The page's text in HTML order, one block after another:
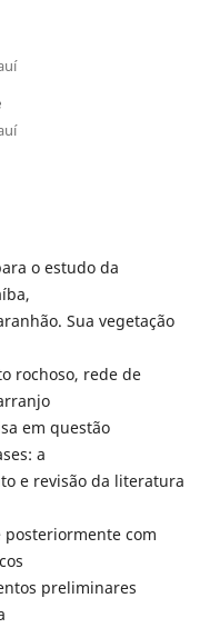
o estudo da
Sua vegetação
rochoso, rede de
em questão
a
e revisão da literatura
posteriormente com
preliminares